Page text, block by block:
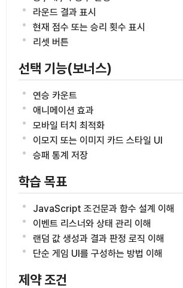
라운드 결과 표시
현재 점수 또는 승리 횟수 표시
리셋 버튼
선택 기능(보너스)
연승 카운트
애니메이션 효과
모바일 터치 최적화
이모지 또는 이미지 카드 스타일 UI
승패 통계 저장
학습 목표
JavaScript 조건문과 함수 설계 이해
이벤트 리스너와 상태 관리 이해
랜덤 값 생성과 결과 판정 로직 이해
단순 게임 UI를 구성하는 방법 이해
제약 조건